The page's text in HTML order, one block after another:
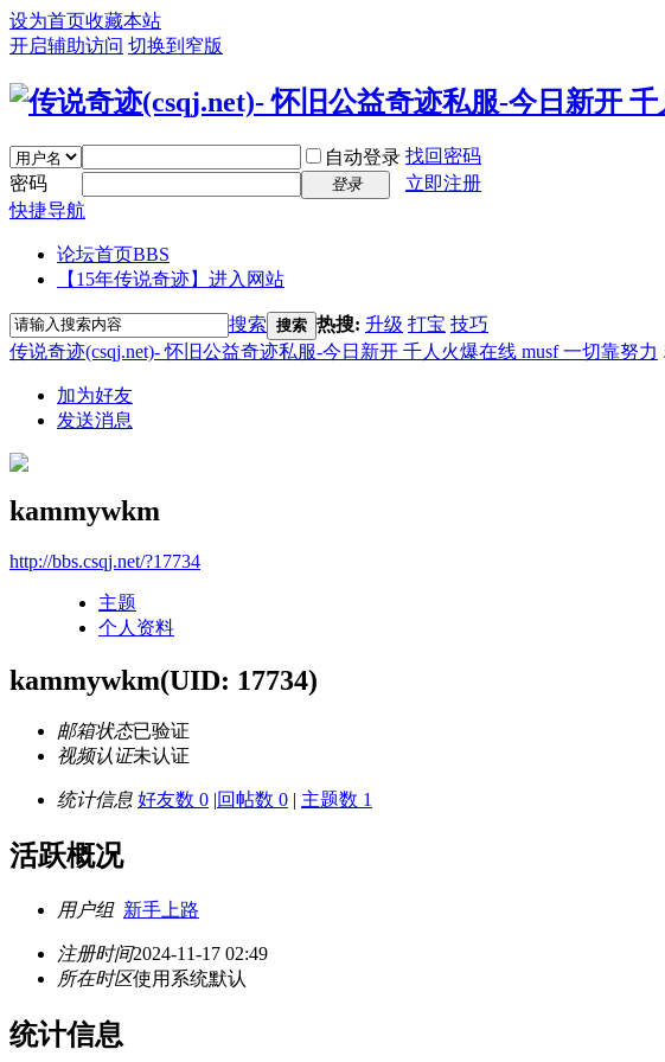
设为首页收藏本站
开启辅助访问 切换到窄版
自动登录 找回密码
密码
登录
立即注册
快捷导航
论坛首页BBS
【15年传说奇迹】进入网站
搜索 搜索 热搜: 升级 打宝 技巧
传说奇迹(csqj.net)- 怀旧公益奇迹私服-今日新开 千人火爆在线 musf 一切靠努力
加为好友
发送消息
kammywkm
http://bbs.csqj.net/?17734
主题
个人资料
kammywkm(UID: 17734)
邮箱状态已验证
视频认证未认证
统计信息 好友数 0 |回帖数 0 | 主题数 1
活跃概况
用户组 新手上路
注册时间2024-11-17 02:49
所在时区使用系统默认
统计信息